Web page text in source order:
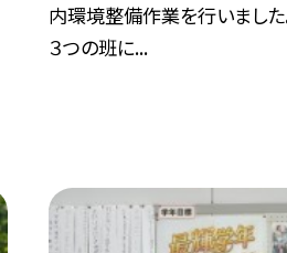
内環境整備作業を行いました
３つの班に...